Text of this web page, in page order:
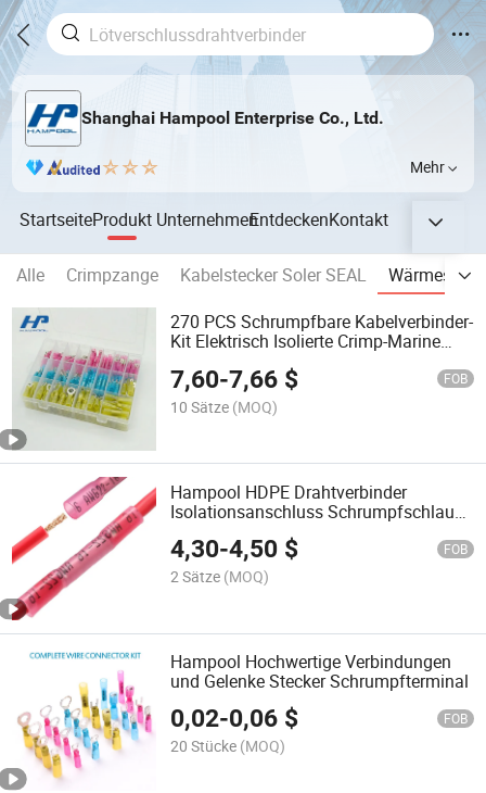
Shanghai Hampool Enterprise Co., Ltd.
Mehr
StartseiteProdukt UnternehmenEntdeckenKontakt
Alle Crimpzange Kabelstecker Soler SEAL
270 PCS Schrumpfbare Kabelverbinder-
Kit Elektrisch Isolierte Crimp-Marine
7,60-7,66 $ FOB
10 Sätze (MOQ)
Hampool HDPE Drahtverbinder
Isolationsanschluss Schrumpfschlauch
Drahtverbindungsstück
4,30-4,50 $ FOB
2 Sätze (MOQ)
Hampool Hochwertige Verbindungen
und Gelenke Stecker Schrumpfterminal
0,02-0,06 $ FOB
20 Stücke (MOQ)